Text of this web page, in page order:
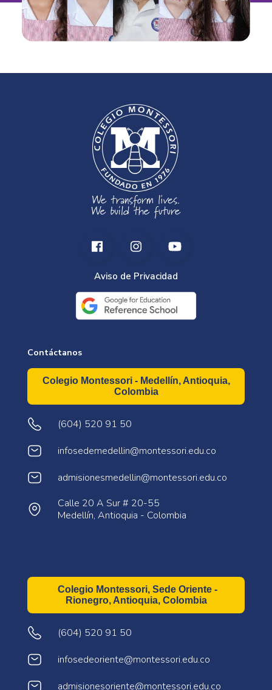
Aviso de Privacidad
Contáctanos
Colegio Montessori - Medellín, Antioquia,
Colombia
(604) 520 91 50
infosedemedellin@montessori.edu.co
admisionesmedellin@montessori.edu.co
Calle 20 A Sur # 20-55
Medellín, Antioquia - Colombia
Colegio Montessori, Sede Oriente -
Rionegro, Antioquia, Colombia
(604) 520 91 50
infosedeoriente@montessori.edu.co
admisionesoriente@montessori.edu.co